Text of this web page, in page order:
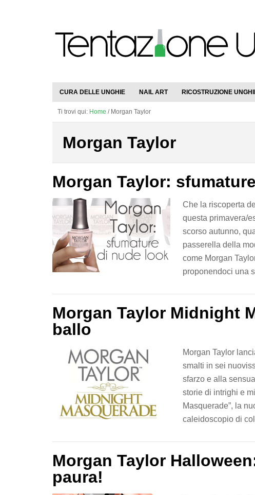
CURA DELLE UNGHIE NAIL ART RICOSTRUZIONE
Ti trovi qui: Home /Morgan Taylor
Morgan Taylor
Morgan Taylor:
Che la riscoperta
questa primavera/
scorso autunno,
passerella della
come Morgan
proponendoci una
Morgan Taylor Midnight
ballo
Morgan Taylor
smalti in sei
sfarzo e alla
storie di intrighi e
Masquerade”, la
caleidoscopio di
Morgan Taylor
paura!